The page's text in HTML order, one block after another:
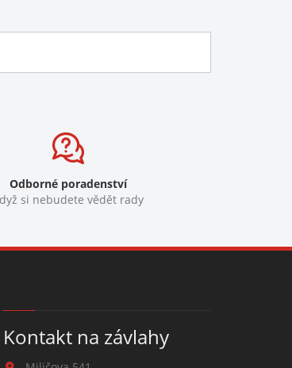
Odborné poradenství
si nebudete vědět rady
Kontakt na závlahy